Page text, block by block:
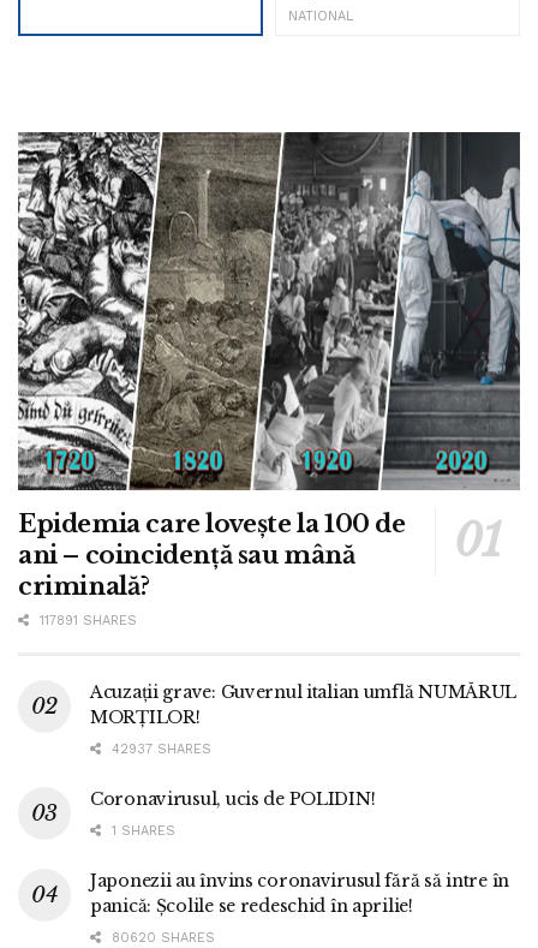
NATIONAL
Epidemia care lovește la 100 de
ani – coincidență sau mână
criminală?
117891 SHARES
Acuzații grave: Guvernul italian umflă NUMĂRUL
MORȚILOR!
42937 SHARES
Coronavirusul, ucis de POLIDIN!
1 SHARES
Japonezii au învins coronavirusul fără să intre în
panică: Școlile se redeschid în aprilie!
80620 SHARES